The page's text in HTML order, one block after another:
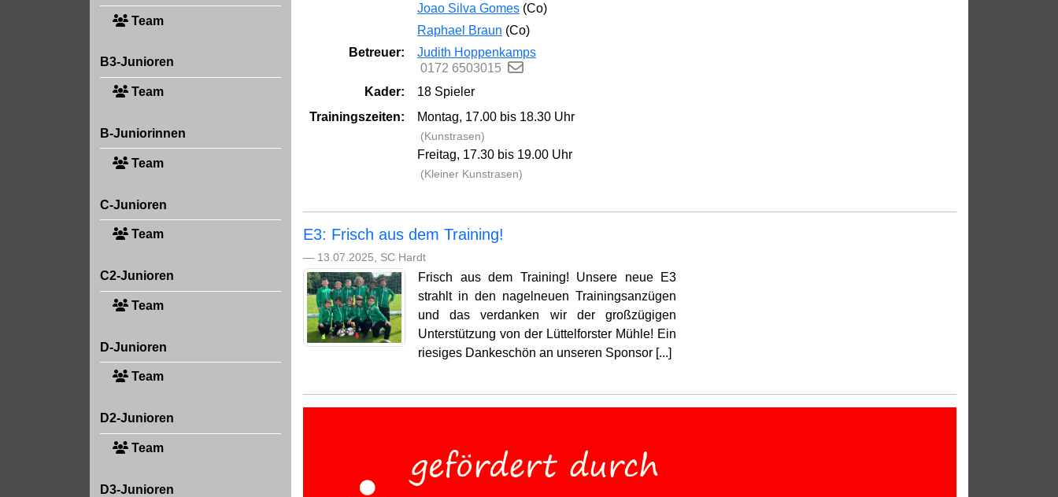
Team
B3-Junioren
Team
B-Juniorinnen
Team
C-Junioren
Team
C2-Junioren
Team
D-Junioren
Team
D2-Junioren
Team
D3-Junioren
Joao Silva Gomes (Co)
Raphael Braun (Co)
Betreuer:
Judith Hoppenkamps
0172 6503015
Kader:
18 Spieler
Trainingszeiten:
Montag, 17.00 bis 18.30 Uhr
(Kunstrasen)
Freitag, 17.30 bis 19.00 Uhr
(Kleiner Kunstrasen)
E3: Frisch aus dem Training!
— 13.07.2025, SC Hardt
Frisch aus dem Training! Unsere neue E3
strahlt in den nagelneuen Trainingsanzügen
und das verdanken wir der großzügigen
Unterstützung von der Lüttelforster Mühle! Ein
riesiges Dankeschön an unseren Sponsor [...]